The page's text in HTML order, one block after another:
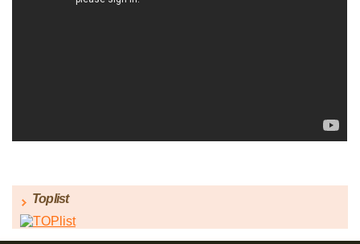
Toplist